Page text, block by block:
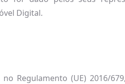
Digital.
Regulamento (UE) 2016/